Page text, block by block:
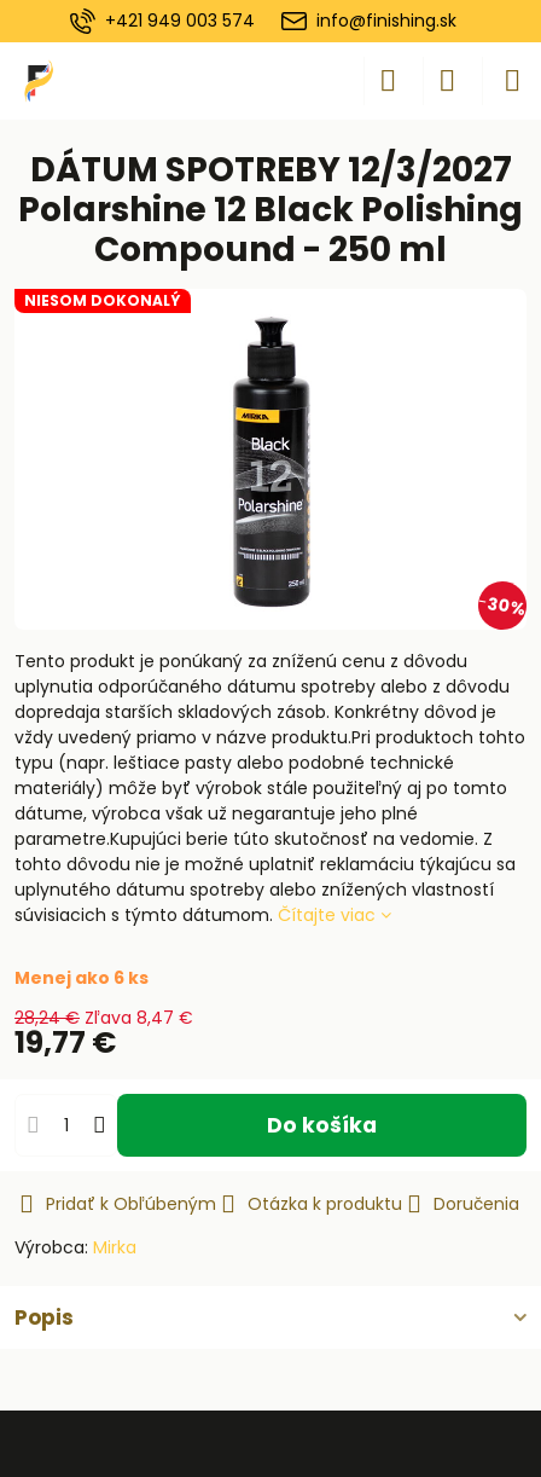
+421 949 003 574 info@finishing.sk
NIESOM DOKONALÝ
30%
DÁTUM SPOTREBY 12/3/2027
Polarshine 12 Black Polishing
Compound - 250 ml
Tento produkt je ponúkaný za zníženú cenu z dôvodu
uplynutia odporúčaného dátumu spotreby alebo z dôvodu
dopredaja starších skladových zásob. Konkrétny dôvod je
vždy uvedený priamo v názve produktu.Pri produktoch tohto
typu (napr. leštiace pasty alebo podobné technické
materiály) môže byť výrobok stále použiteľný aj po tomto
dátume, výrobca však už negarantuje jeho plné
parametre.Kupujúci berie túto skutočnosť na vedomie. Z
tohto dôvodu nie je možné uplatniť reklamáciu týkajúcu sa
uplynutého dátumu spotreby alebo znížených vlastností
súvisiacich s týmto dátumom. Čítajte viac
Menej ako 6 ks
28,24 € Zľava 8,47 €
19,77 €
Do košíka
Pridať k Obľúbeným Otázka k produktu
Doručenia
Výrobca: Mirka
Popis